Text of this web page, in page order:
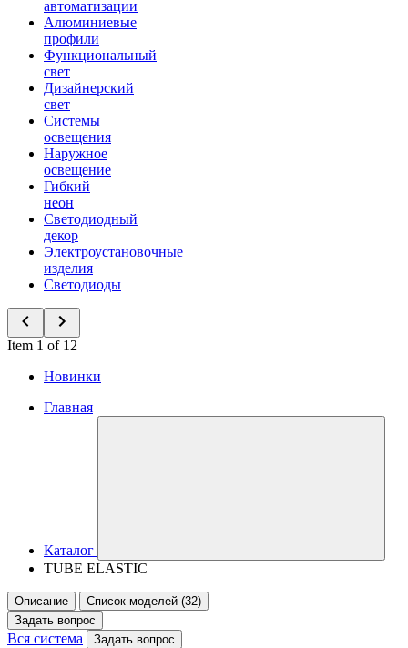
автоматизации
Алюминиевые
профили
Функциональный
свет
Дизайнерский
свет
Системы
освещения
Наружное
освещение
Гибкий
неон
Светодиодный
декор
Электроустановочные
изделия
Светодиоды
Item 1 of 12
Новинки
Главная
Каталог
TUBE ELASTIC
Описание
Список моделей (32)
Задать вопрос
Вся система Задать вопрос